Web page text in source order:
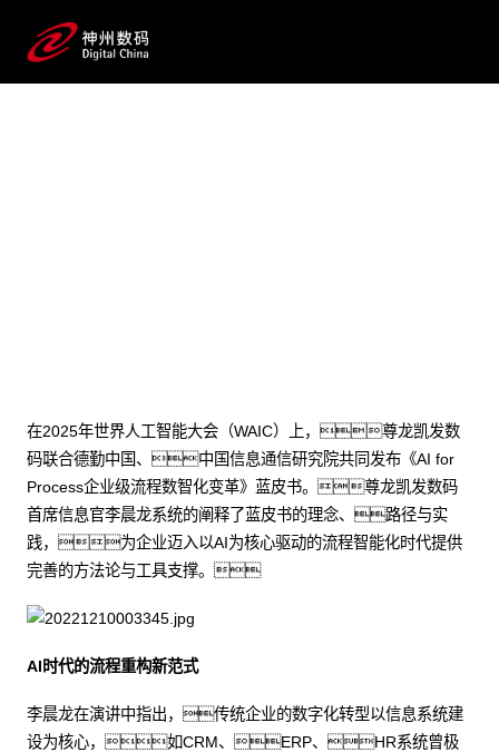
在2025年世界人工智能大会（WAIC）上，尊龙凯发数
码联合德勤中国、中国信息通信研究院共同发布《AI for
Process企业级流程数智化变革》蓝皮书。尊龙凯发数码
首席信息官李晨龙系统的阐释了蓝皮书的理念、路径与实
践，为企业迈入以AI为核心驱动的流程智能化时代提供
完善的方法论与工具支撑。
AI时代的流程重构新范式
李晨龙在演讲中指出，传统企业的数字化转型以信息系统建
设为核心，如CRM、ERP、HR系统曾极